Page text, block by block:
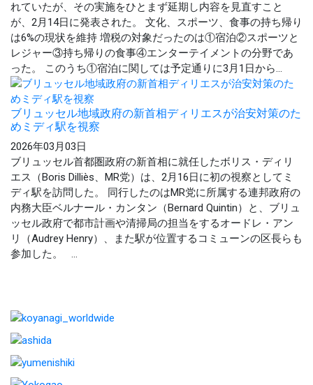
れていたが、その実施をひとまず延期し内容を見直すこと
が、2月14日に発表された。 文化、スポーツ、食事の持ち帰り
は6%の現状を維持 増税の対象だったのは①宿泊②スポーツと
レジャー③持ち帰りの食事④エンターテイメントの分野であ
った。 このうち①宿泊に関しては予定通りに3月1日から...
ブリュッセル地域政府の新首相ディリエスが治安対策のた
めミディ駅を視察
2026年03月03日
ブリュッセル首都圏政府の新首相に就任したボリス・ディリ
エス（Boris Dilliès、MR党）は、2月16日に初の視察としてミ
ディ駅を訪問した。 同行したのはMR党に所属する連邦政府の
内務大臣ベルナール・カンタン（Bernard Quintin）と、ブリュ
ッセル政府で都市計画や清掃局の担当をするオードレ・アン
リ（Audrey Henry）、また駅が位置するコミューンの区長らも
参加した。 ...